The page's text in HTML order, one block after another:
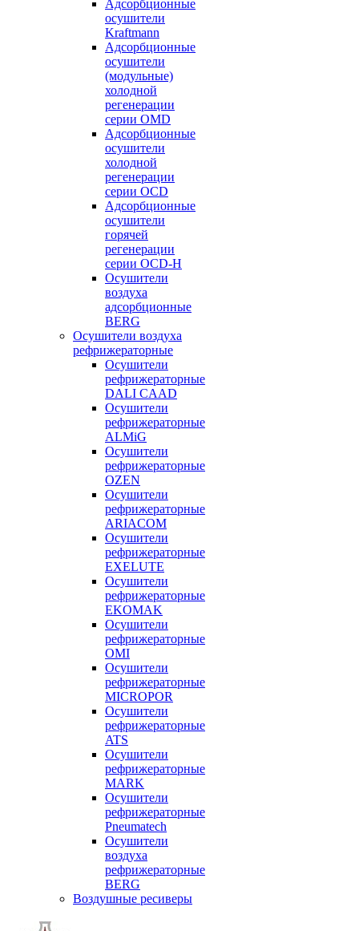
Адсорбционные
осушители
Kraftmann
Адсорбционные
осушители
(модульные)
холодной
регенерации
серии OMD
Адсорбционные
осушители
холодной
регенерации
серии OCD
Адсорбционные
осушители
горячей
регенерации
серии OСD-H
Осушители
воздуха
адсорбционные
BERG
Осушители воздуха
рефрижераторные
Осушители
рефрижераторные
DALI CAAD
Осушители
рефрижераторные
ALMiG
Осушители
рефрижераторные
OZEN
Осушители
рефрижераторные
ARIACOM
Осушители
рефрижераторные
EXELUTE
Осушители
рефрижераторные
EKOMAK
Осушители
рефрижераторные
OMI
Осушители
рефрижераторные
MICROPOR
Осушители
рефрижераторные
ATS
Осушители
рефрижераторные
MARK
Осушители
рефрижераторные
Pneumatech
Осушители
воздуха
рефрижераторные
BERG
Воздушные ресиверы